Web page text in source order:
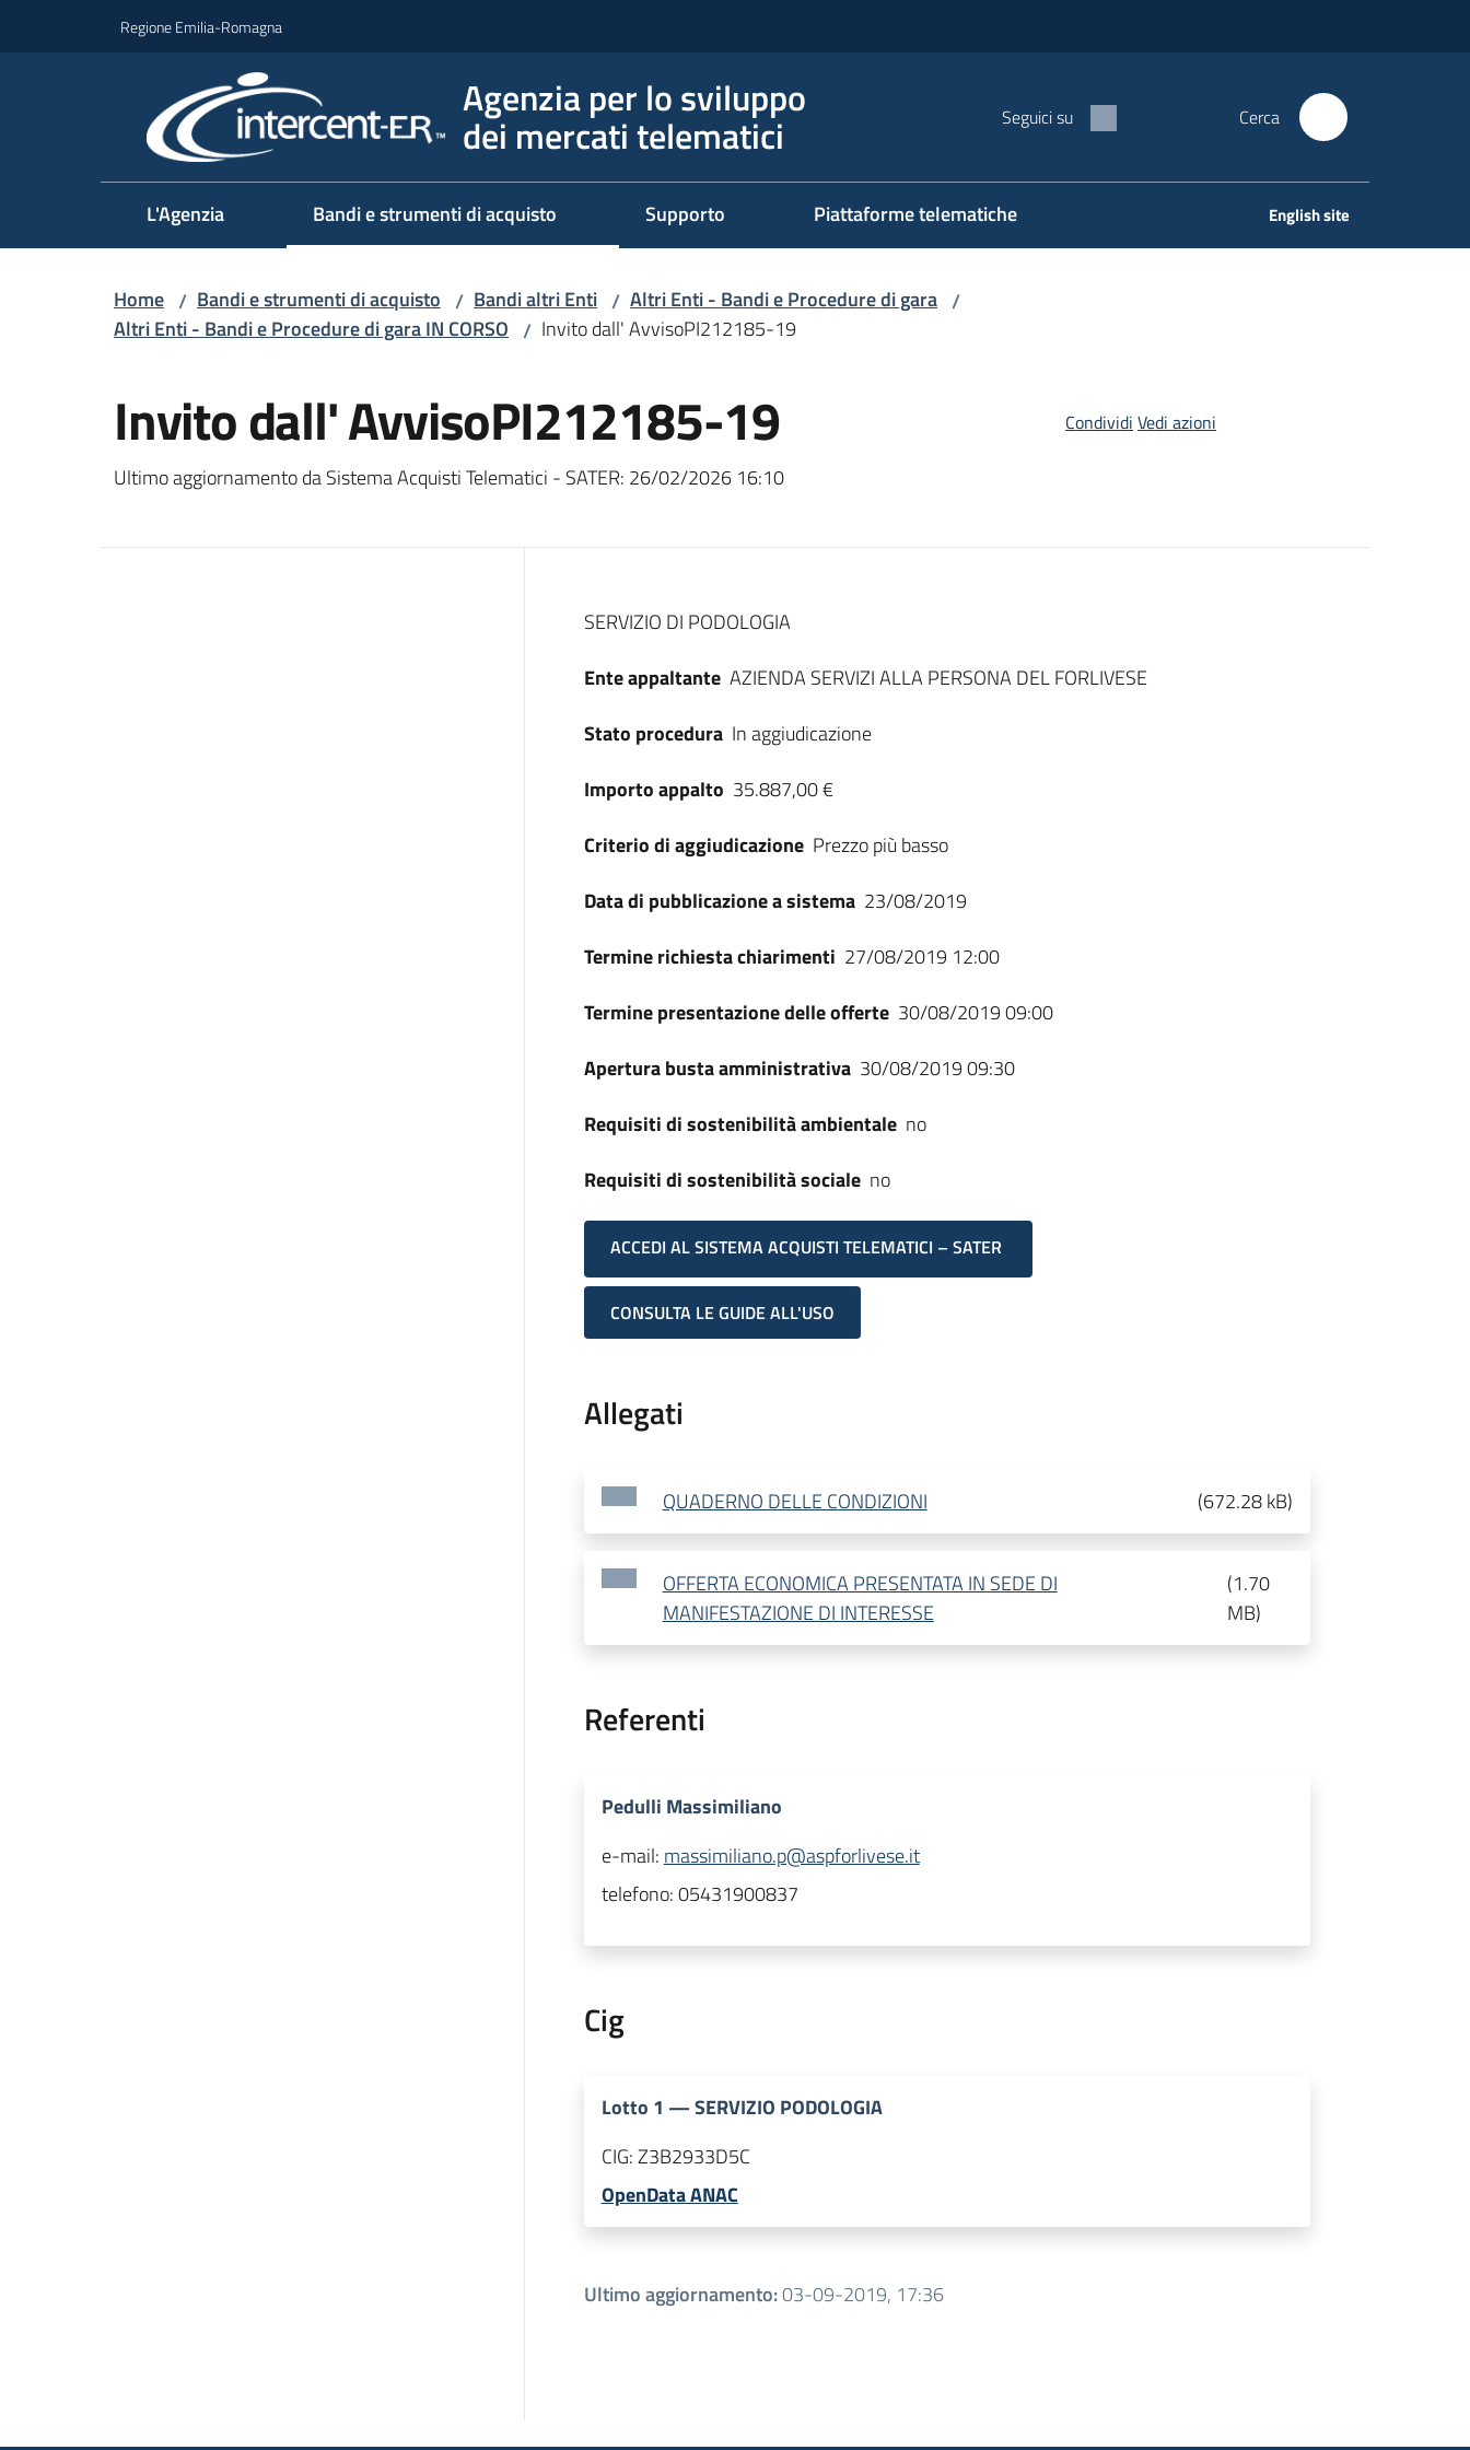
Regione Emilia-Romagna
Agenzia per lo sviluppo
dei mercati telematici Seguici su Cerca
L'Agenzia Bandi e strumenti di acquisto Supporto Piattaforme telematiche English site
Home / Bandi e strumenti di acquisto / Bandi altri Enti / Altri Enti - Bandi e Procedure di gara /
Altri Enti - Bandi e Procedure di gara IN CORSO / Invito dall' AvvisoPI212185-19
Invito dall' AvvisoPI212185-19
Ultimo aggiornamento da Sistema Acquisti Telematici - SATER: 26/02/2026 16:10
Condividi Vedi azioni
Dati del bando
SERVIZIO DI PODOLOGIA
Ente appaltante AZIENDA SERVIZI ALLA PERSONA DEL FORLIVESE
Stato procedura In aggiudicazione
Importo appalto 35.887,00 €
Criterio di aggiudicazione Prezzo più basso
Data di pubblicazione a sistema 23/08/2019
Termine richiesta chiarimenti 27/08/2019 12:00
Termine presentazione delle offerte 30/08/2019 09:00
Apertura busta amministrativa 30/08/2019 09:30
Requisiti di sostenibilità ambientale no
Requisiti di sostenibilità sociale no
ACCEDI AL SISTEMA ACQUISTI TELEMATICI – SATER
CONSULTA LE GUIDE ALL'USO
Allegati
QUADERNO DELLE CONDIZIONI (672.28 kB)
OFFERTA ECONOMICA PRESENTATA IN SEDE DI
MANIFESTAZIONE DI INTERESSE
(1.70
MB)
Referenti
Pedulli Massimiliano
e-mail: massimiliano.p@aspforlivese.it
telefono:05431900837
Cig
Lotto 1 —SERVIZIO PODOLOGIA
CIG:Z3B2933D5C
OpenData ANAC
Ultimo aggiornamento:03-09-2019, 17:36